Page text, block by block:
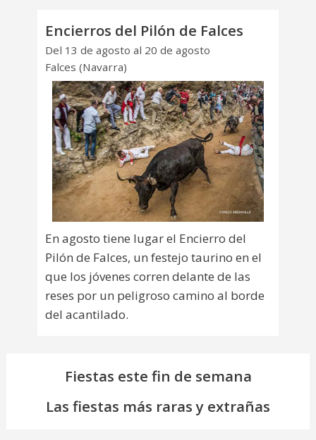
Encierros del Pilón de Falces
Del 13 de agosto al 20 de agosto
Falces (Navarra)
En agosto tiene lugar el Encierro del
Pilón de Falces, un festejo taurino en el
que los jóvenes corren delante de las
reses por un peligroso camino al borde
del acantilado.
Fiestas este fin de semana
Las fiestas más raras y extrañas